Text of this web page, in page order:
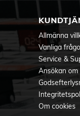
Allmänna
Vanliga
Service &
Ansökan om
Om cookies